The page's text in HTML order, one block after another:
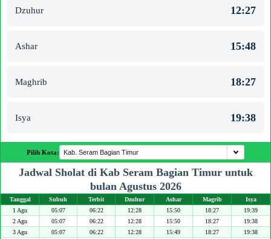
Dzuhur 12:27
Ashar 15:48
Maghrib 18:27
Isya 19:38
Pilih Kota:
Jadwal Sholat di Kab Seram Bagian Timur untuk
bulan Agustus 2026
Tanggal Subuh Terbit Dzuhur Ashar Magrib
Isya
1 Agu
05:07 06:22 12:28 15:50 18:27
19:39
2 Agu
05:07 06:22 12:28 15:50 18:27
19:38
3 Agu
05:07 06:22 12:28 15:49 18:27
19:38